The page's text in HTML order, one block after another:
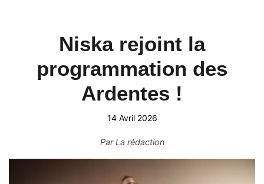
Niska rejoint la
programmation des
Ardentes !
14 Avril 2026
ParLa rédaction